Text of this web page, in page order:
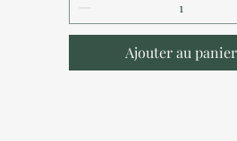
Ajouter au panier